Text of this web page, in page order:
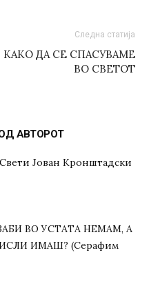
Следна статија
КАКО ДА СЕ СПАСУВАМЕ
ВО СВЕТОТ
АВТОРОТ
Јован Кронштадски
ВО УСТАТА НЕМАМ, А
ИМАШ? (Серафим